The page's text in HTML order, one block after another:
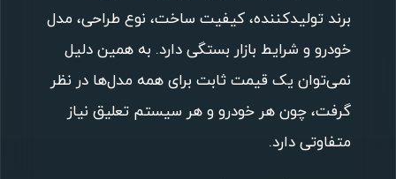
برند تولیدکننده، کیفیت ساخت، نوع طراحی، مدل
خودرو و شرایط بازار بستگی دارد. به همین دلیل
نمی‌توان یک قیمت ثابت برای همه مدل‌ها در نظر
گرفت، چون هر خودرو و هر سیستم تعلیق نیاز
متفاوتی دارد.